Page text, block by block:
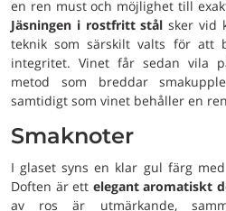
en ren must och möjlighet till
Jäsningen i rostfritt stål sker vid
teknik som särskilt valts för att
integritet. Vinet får sedan vila
metod som breddar
samtidigt som vinet behåller en
Smaknoter
I glaset syns en klar gul färg
Doften är ett elegant aromatiskt
av ros är utmärkande,